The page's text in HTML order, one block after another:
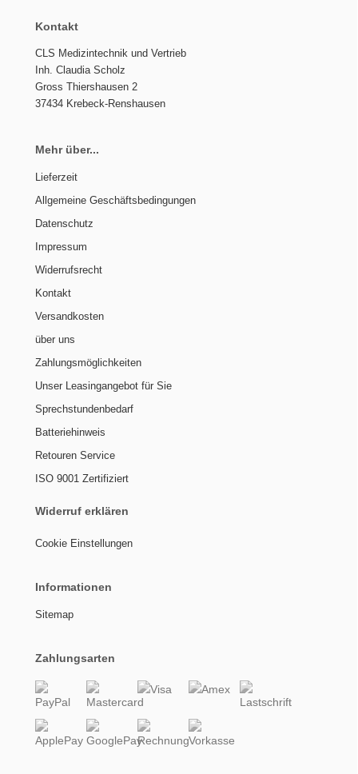
Kontakt
CLS Medizintechnik und Vertrieb
Inh. Claudia Scholz
Gross Thiershausen 2
37434 Krebeck-Renshausen
Mehr über...
Lieferzeit
Allgemeine Geschäftsbedingungen
Datenschutz
Impressum
Widerrufsrecht
Kontakt
Versandkosten
über uns
Zahlungsmöglichkeiten
Unser Leasingangebot für Sie
Sprechstundenbedarf
Batteriehinweis
Retouren Service
ISO 9001 Zertifiziert
Widerruf erklären
Cookie Einstellungen
Informationen
Sitemap
Zahlungsarten